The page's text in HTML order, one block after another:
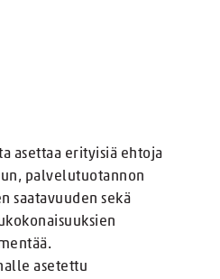
asettaa erityisiä ehtoja
palvelutuotannon
saatavuuden sekä
asetettu